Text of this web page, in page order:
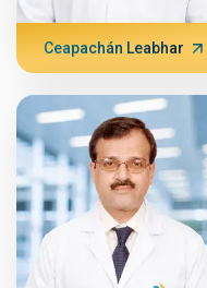
Ceapachán Leabhar